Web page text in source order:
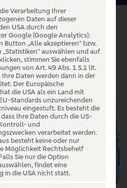
Verarbeitung Ihrer
Daten auf dieser
USA durch den
Google (Google Analytics):
Button „Alle akzeptieren“ bzw.
„Statistiken“ auswählen und auf
stimmen Sie ebenfalls
von Art. 49 Abs. 1 S.1 lit.
Ihre Daten werden dann in der
Der Europäische
die USA als ein Land mit
Standards unzureichenden
eingestuft. Es besteht die
Ihre Daten durch die US-
und
verarbeitet werden.
besteht keine oder nur
Möglichkeit Rechtsbehelf
Sie nur die Option
findet eine
in die USA nicht statt.